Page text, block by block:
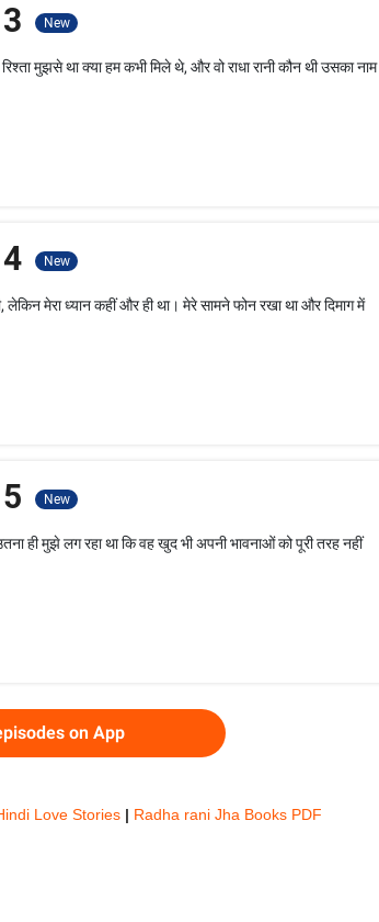
New
मुझसे था क्या हम कभी मिले थे, और वो राधा रानी कौन थी उसका नाम
New
मेरा ध्यान कहीं और ही था। मेरे सामने फोन रखा था और दिमाग में
New
ही मुझे लग रहा था कि वह खुद भी अपनी भावनाओं को पूरी तरह नहीं
on App
Love Stories | Radha rani Jha Books PDF